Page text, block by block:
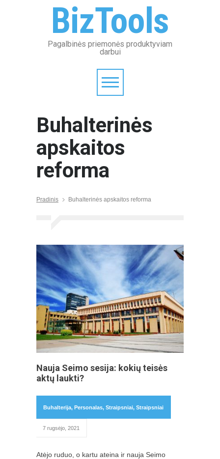
BizTools
Pagalbinės priemonės produktyviam
darbui
Buhalterinės
apskaitos
reforma
Pradinis Buhalterinės apskaitos reforma
Nauja Seimo sesija: kokių teisės
aktų laukti?
Buhalterija, Personalas, Straipsniai, Straipsniai
7 rugsėjo, 2021
Atėjo ruduo, o kartu ateina ir nauja Seimo